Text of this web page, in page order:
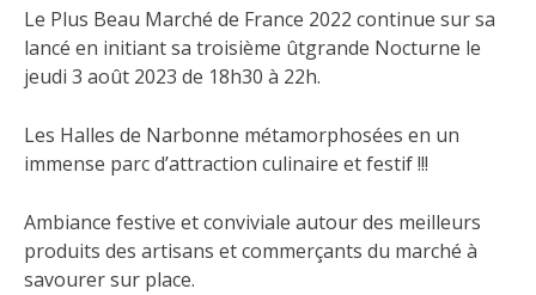
Le Plus Beau Marché de France 2022 continue sur sa
lancé en initiant sa troisième ûtgrande Nocturne le
jeudi 3 août 2023 de 18h30 à 22h.
Les Halles de Narbonne métamorphosées en un
immense parc d’attraction culinaire et festif !!!
Ambiance festive et conviviale autour des meilleurs
produits des artisans et commerçants du marché à
savourer sur place.